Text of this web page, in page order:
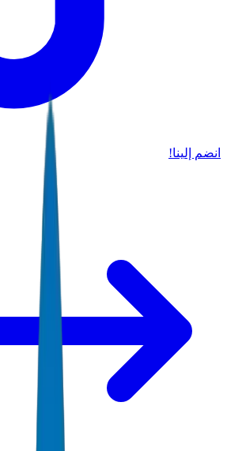
انضم إلينا!